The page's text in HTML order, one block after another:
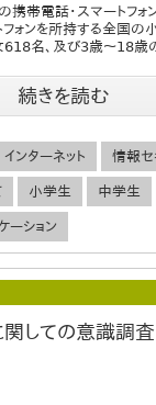
携帯電話・スマートフ
フォンを所持する全国
618名、及び3歳～18歳
続きを読む
インターネット 情報セ
小学生 中学生
ーション
しての意識調